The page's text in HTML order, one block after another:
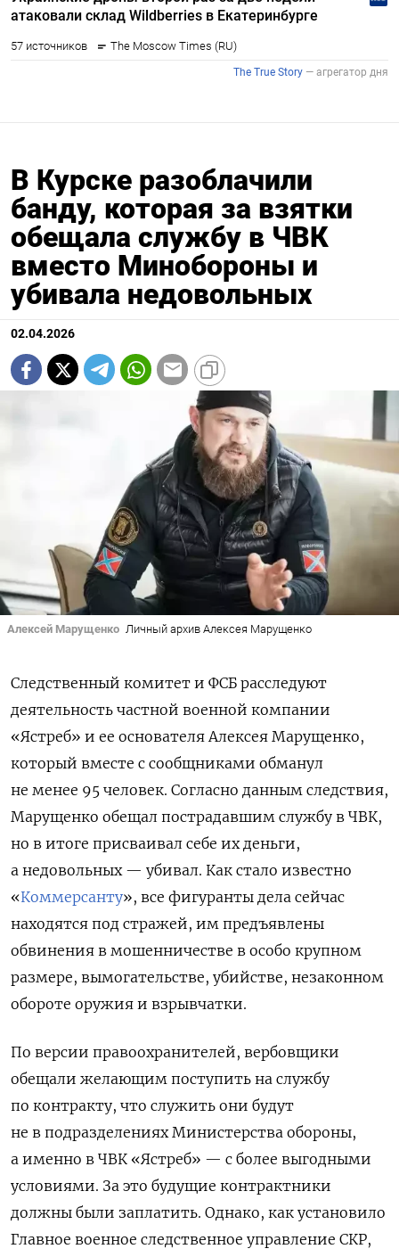
В Курске разоблачили
банду, которая за взятки
обещала службу в ЧВК
вместо Минобороны и
убивала недовольных
02.04.2026
Алексей Марущенко Личный архив Алексея Марущенко
Следственный комитет и ФСБ расследуют
деятельность частной военной компании
«Ястреб» и ее основателя Алексея Марущенко,
который вместе с сообщниками обманул
не менее 95 человек. Согласно данным следствия,
Марущенко обещал пострадавшим службу в ЧВК,
но в итоге присваивал себе их деньги,
а недовольных — убивал. Как стало известно
«Коммерсанту», все фигуранты дела сейчас
находятся под стражей, им предъявлены
обвинения в мошенничестве в особо крупном
размере, вымогательстве, убийстве, незаконном
обороте оружия и взрывчатки.
По версии правоохранителей, вербовщики
обещали желающим поступить на службу
по контракту, что служить они будут
не в подразделениях Министерства обороны,
а именно в ЧВК «Ястреб» — с более выгодными
условиями. За это будущие контрактники
должны были заплатить. Однако, как установило
Главное военное следственное управление СКР,